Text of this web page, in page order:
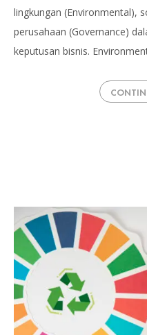
lingkungan (Environmental),
perusahaan (Governance)
keputusan bisnis.